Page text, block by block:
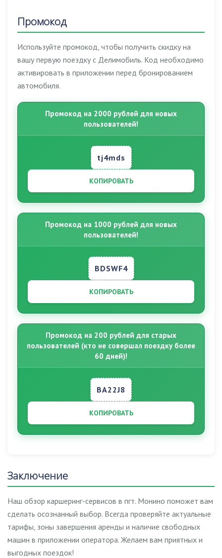
Промокод
Используйте промокод, чтобы получить скидку на
вашу первую поездку с Делимобиль. Код необходимо
активировать в приложении перед бронированием
автомобиля.
Промокод на 2000 рублей для новых
пользователей!
tj4mds
КОПИРОВАТЬ
Промокод на 1000 рублей для новых
пользователей!
BDSWF4
КОПИРОВАТЬ
Промокод на 200 рублей для старых
пользователей (кто не совершал поездку более
60 дней)!
BA22J8
КОПИРОВАТЬ
Заключение
Наш обзор каршеринг-сервисов в пгт. Монино поможет вам
сделать осознанный выбор. Всегда проверяйте актуальные
тарифы, зоны завершения аренды и наличие свободных
машин в приложении оператора. Желаем вам приятных и
выгодных поездок!